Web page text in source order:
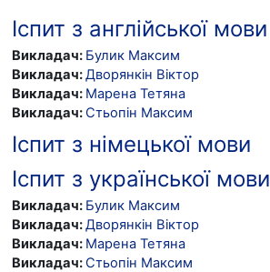
Іспит з англійської мови
Викладач: Булик Максим
Викладач:Дворянкін Віктор
Викладач: Марена Тетяна
Викладач:Стьопін Максим
Іспит з німецької мови
Іспит з української мови
Викладач: Булик Максим
Викладач:Дворянкін Віктор
Викладач: Марена Тетяна
Викладач:Стьопін Максим